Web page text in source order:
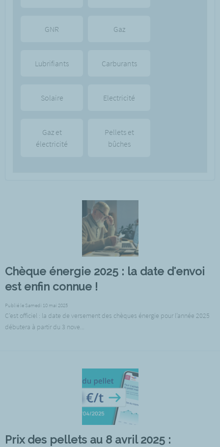
GNR Gaz
Lubrifiants Carburants
Solaire Electricité
Gaz et
électricité
Pellets et
bûches
Chèque énergie 2025 : la date d'envoi
est enfin connue !
Publié le Samedi 10 mai 2025
C’est officiel : la date de versement des chèques énergie pour l’année 2025
débutera à partir du 3 nove...
Prix des pellets au 8 avril 2025 :